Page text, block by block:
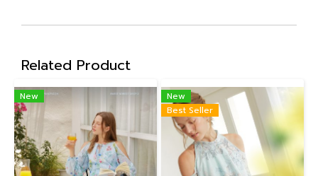
Related Product
New
New
Best Seller